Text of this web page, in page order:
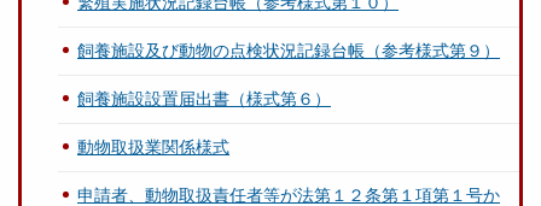
飼養施設及び動物の点検状況記録台帳（参考様式第９）
飼養施設設置届出書（様式第６）
動物取扱業関係様式
申請者、動物取扱責任者等が法第１２条第１項第１号か